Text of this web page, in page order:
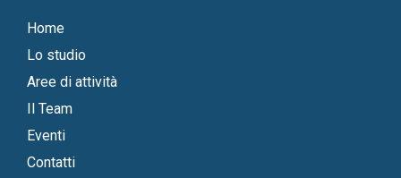
Home
Lo studio
Aree di attività
Il Team
Eventi
Contatti